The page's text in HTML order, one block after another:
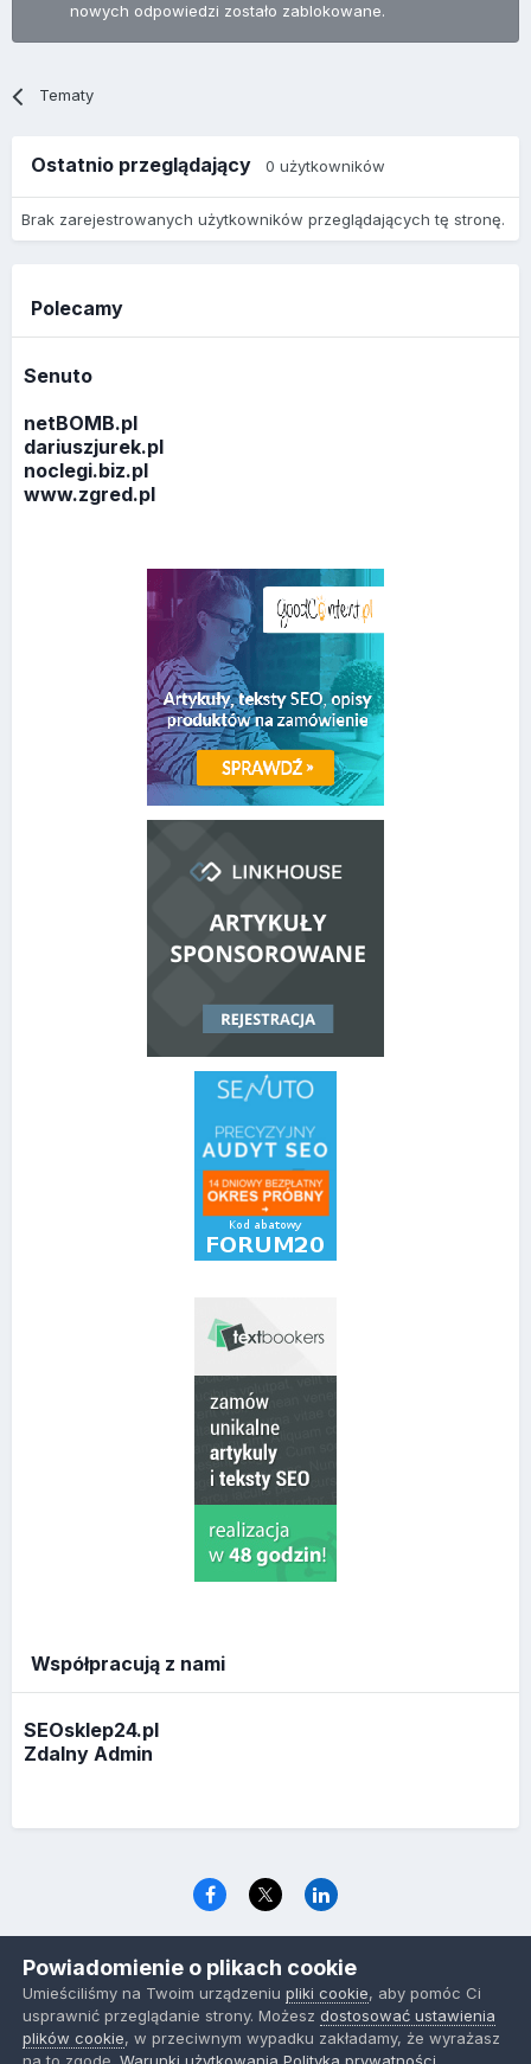
nowych odpowiedzi zostało zablokowane.
Tematy
Ostatnio przeglądający 0 użytkowników
Brak zarejestrowanych użytkowników przeglądających tę stronę.
Polecamy
Senuto
netBOMB.pl
dariuszjurek.pl
noclegi.biz.pl
www.zgred.pl
Współpracują z nami
SEOsklep24.pl
Zdalny Admin
www.optymalizacja.com
Powered by Invision Community
Powiadomienie o plikach cookie
Umieściliśmy na Twoim urządzeniupliki cookie, aby pomóc Ci
usprawnić przeglądanie strony. Możeszdostosować ustawienia
plików cookie, w przeciwnym wypadku zakładamy, że wyrażasz